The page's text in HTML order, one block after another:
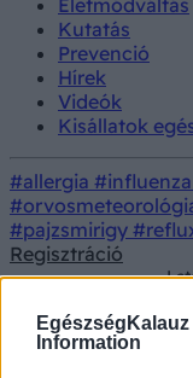
EgészségKalauz
Information
Kutatás
Prevenció
Hírek
Videók
Kisállatok
#allergia #influenza
#pajzsmirigy
Regisztráció